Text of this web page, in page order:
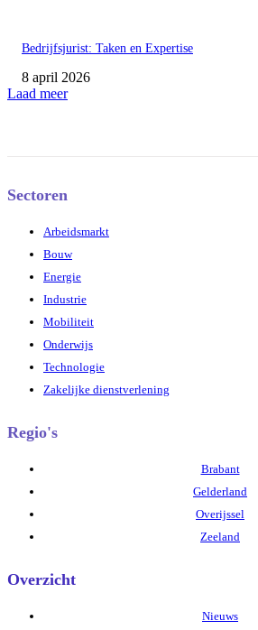
Bedrijfsjurist: Taken en Expertise
8 april 2026
Laad meer
Sectoren
Arbeidsmarkt
Bouw
Energie
Industrie
Mobiliteit
Onderwijs
Technologie
Zakelijke dienstverlening
Regio's
Brabant
Gelderland
Overijssel
Zeeland
Overzicht
Nieuws